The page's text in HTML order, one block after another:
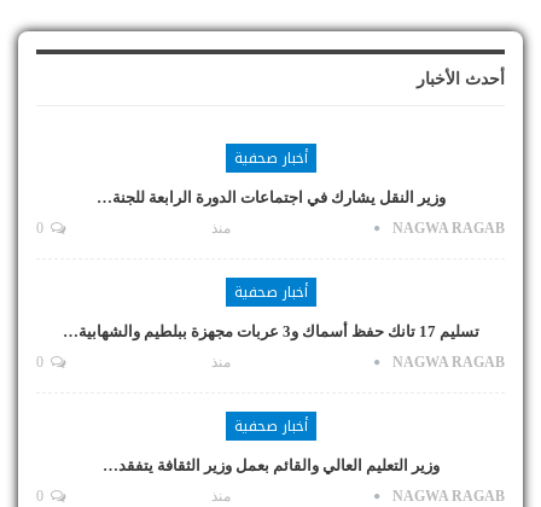
أحدث الأخبار
أخبار صحفية
وزير النقل يشارك في اجتماعات الدورة الرابعة للجنة…
NAGWA RAGAB منذ
أخبار صحفية
تسليم 17 تانك حفظ أسماك و3 عربات مجهزة ببلطيم والشهابية…
NAGWA RAGAB منذ
أخبار صحفية
وزير التعليم العالي والقائم بعمل وزير الثقافة يتفقد…
NAGWA RAGAB منذ